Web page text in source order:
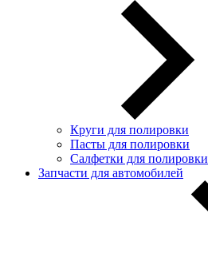
Круги для полировки
Пасты для полировки
Салфетки для полировки
Запчасти для автомобилей